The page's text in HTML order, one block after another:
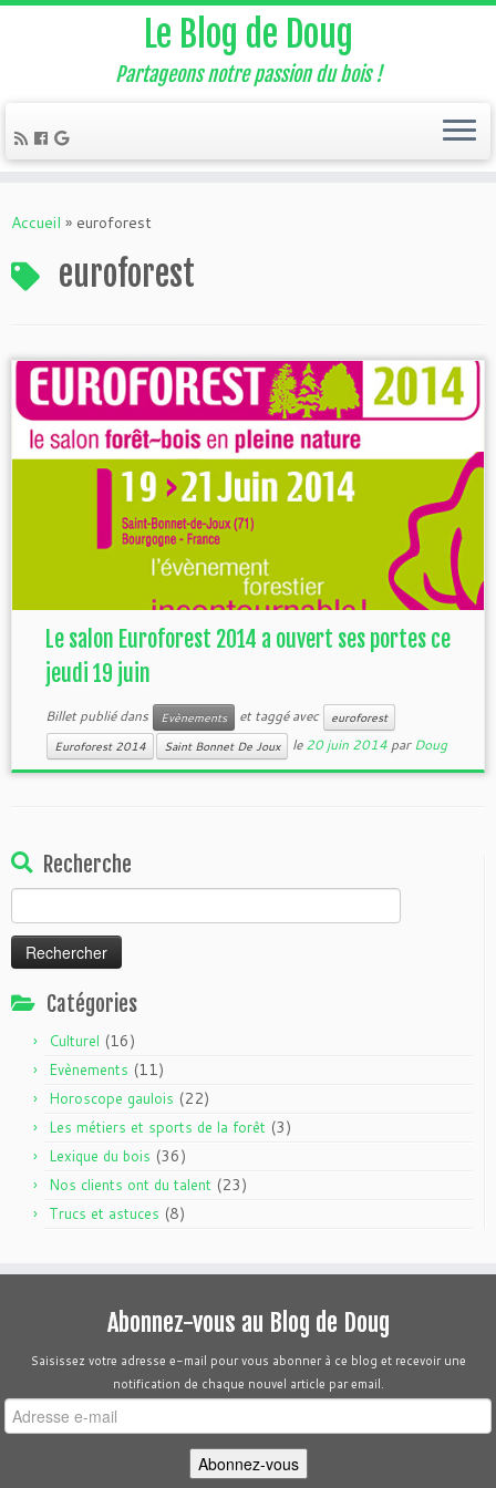
Le Blog de Doug
Partageons notre passion du bois !
Accueil » euroforest
euroforest
Le salon Euroforest 2014 a ouvert ses portes ce
jeudi 19 juin
Billet publié dans Evènements et taggé avec
euroforest
Euroforest 2014
Saint Bonnet De Joux le20 juin 2014 parDoug
Recherche
Catégories
Culturel (16)
Evènements (11)
Horoscope gaulois (22)
Les métiers et sports de la forêt (3)
Lexique du bois (36)
Nos clients ont du talent (23)
Trucs et astuces (8)
Abonnez-vous au Blog de Doug
Saisissez votre adresse e-mail pour vous abonner à ce blog et recevoir une
notification de chaque nouvel article par email.
Adresse
e-
Abonnez-vous